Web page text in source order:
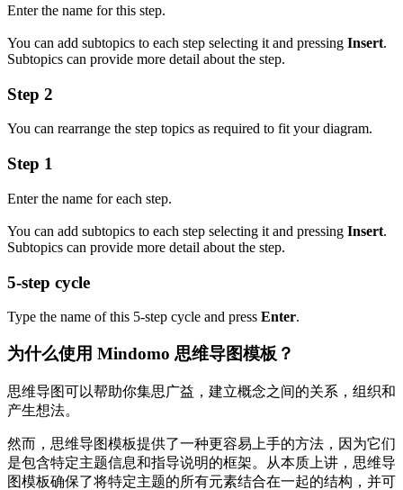
Enter the name for this step.
You can add subtopics to each step selecting it and pressing Insert.
Subtopics can provide more detail about the step.
Step 2
You can rearrange the step topics as required to fit your diagram.
Step 1
Enter the name for each step.
You can add subtopics to each step selecting it and pressing Insert.
Subtopics can provide more detail about the step.
5-step cycle
Type the name of this 5-step cycle and press Enter.
为什么使用 Mindomo 思维导图模板？
思维导图可以帮助你集思广益，建立概念之间的关系，组织和
产生想法。
然而，思维导图模板提供了一种更容易上手的方法，因为它们
是包含特定主题信息和指导说明的框架。从本质上讲，思维导
图模板确保了将特定主题的所有元素结合在一起的结构，并可